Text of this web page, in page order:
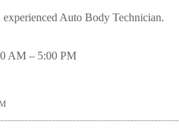
Auto Body Technician.
AM – 5:00 PM